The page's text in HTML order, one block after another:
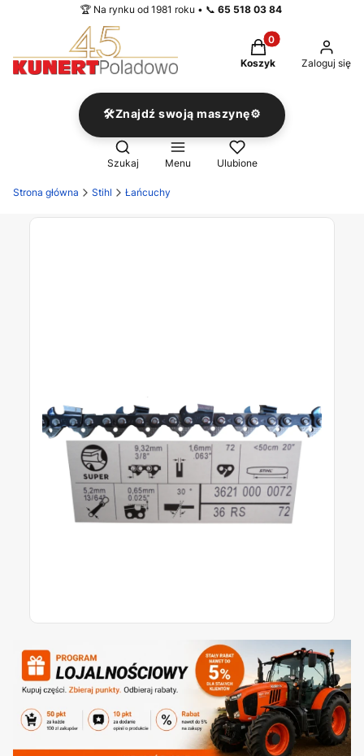
🏆 Na rynku od 1981 roku • 📞 65 518 03 84
Produkty w
Koszyk Zaloguj się
🛠️Znajdź swoją maszynę⚙️
Otwórz wyszukiwarkę
Szukaj Menu Ulubione
Strona główna Stihl Łańcuchy